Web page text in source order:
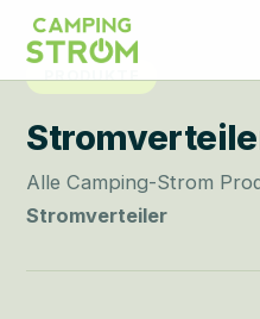
PRODUKTE
Alle Camping-Strom
Stromverteiler